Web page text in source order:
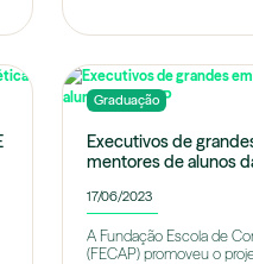
Graduação
Executivos de
mentores de alunos
17/06/2023
A Fundação Escola de
(FECAP) promoveu o